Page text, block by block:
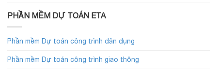
PHẦN MỀM DỰ TOÁN ETA
Phần mềm Dự toán công trình dân dụng
Phần mềm Dự toán công trình giao thông